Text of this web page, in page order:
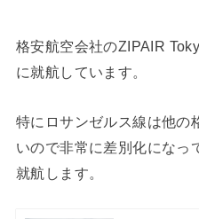
格安航空会社のZIPAIR
に就航しています。
特にロサンゼルス線は他の
いので非常に差別化になっ
就航します。